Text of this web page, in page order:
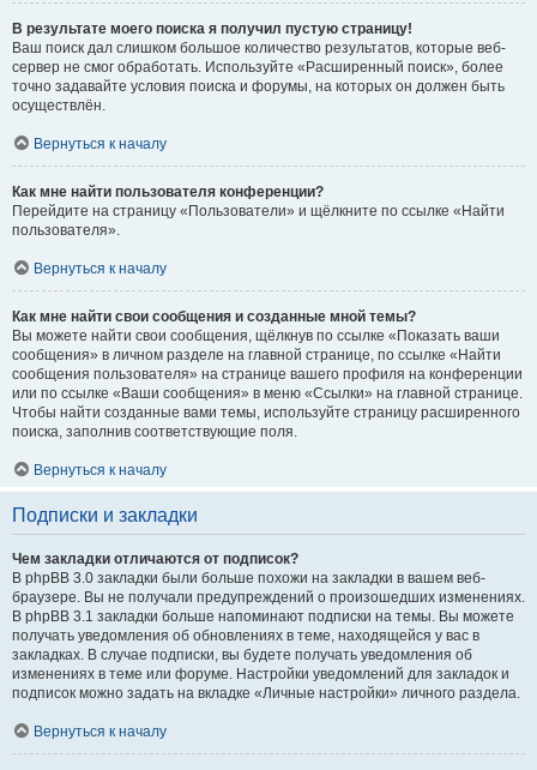
В результате моего поиска я получил пустую страницу!
Ваш поиск дал слишком большое количество результатов, которые веб-
сервер не смог обработать. Используйте «Расширенный поиск», более
точно задавайте условия поиска и форумы, на которых он должен быть
осуществлён.
Вернуться к началу
Как мне найти пользователя конференции?
Перейдите на страницу «Пользователи» и щёлкните по ссылке «Найти
пользователя».
Вернуться к началу
Как мне найти свои сообщения и созданные мной темы?
Вы можете найти свои сообщения, щёлкнув по ссылке «Показать ваши
сообщения» в личном разделе на главной странице, по ссылке «Найти
сообщения пользователя» на странице вашего профиля на конференции
или по ссылке «Ваши сообщения» в меню «Ссылки» на главной странице.
Чтобы найти созданные вами темы, используйте страницу расширенного
поиска, заполнив соответствующие поля.
Вернуться к началу
Подписки и закладки
Чем закладки отличаются от подписок?
В phpBB 3.0 закладки были больше похожи на закладки в вашем веб-
браузере. Вы не получали предупреждений о произошедших изменениях.
В phpBB 3.1 закладки больше напоминают подписки на темы. Вы можете
получать уведомления об обновлениях в теме, находящейся у вас в
закладках. В случае подписки, вы будете получать уведомления об
изменениях в теме или форуме. Настройки уведомлений для закладок и
подписок можно задать на вкладке «Личные настройки» личного раздела.
Вернуться к началу